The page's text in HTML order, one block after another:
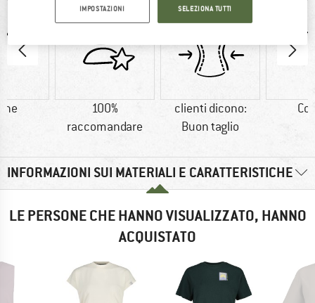
100%
raccomandare
clienti dicono:
Buon taglio
INFORMAZIONI SUI MATERIALI E CARATTERISTICHE
LE PERSONE CHE HANNO VISUALIZZATO, HANNO
ACQUISTATO
IMPOSTAZIONI SELEZIONA TUTTI